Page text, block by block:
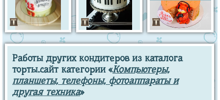
Работы других кондитеров из каталога
торты.сайт категории «Компьютеры,
планшеты, телефоны, фотоаппараты и
другая техника»